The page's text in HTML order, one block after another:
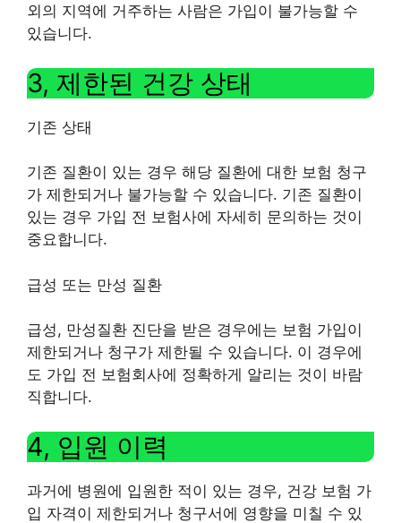
외의 지역에 거주하는 사람은 가입이 불가능할 수
있습니다.
3, 제한된 건강 상태
기존 상태
기존 질환이 있는 경우 해당 질환에 대한 보험 청구
가 제한되거나 불가능할 수 있습니다. 기존 질환이
있는 경우 가입 전 보험사에 자세히 문의하는 것이
중요합니다.
급성 또는 만성 질환
급성, 만성질환 진단을 받은 경우에는 보험 가입이
제한되거나 청구가 제한될 수 있습니다. 이 경우에
도 가입 전 보험회사에 정확하게 알리는 것이 바람
직합니다.
4, 입원 이력
과거에 병원에 입원한 적이 있는 경우, 건강 보험 가
입 자격이 제한되거나 청구서에 영향을 미칠 수 있